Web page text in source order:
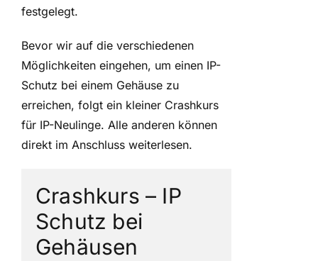
festgelegt.
Bevor wir auf die verschiedenen
Möglichkeiten eingehen, um einen IP-
Schutz bei einem Gehäuse zu
erreichen, folgt ein kleiner Crashkurs
für IP-Neulinge. Alle anderen können
direkt im Anschluss weiterlesen.
Crashkurs – IP
Schutz bei
Gehäusen